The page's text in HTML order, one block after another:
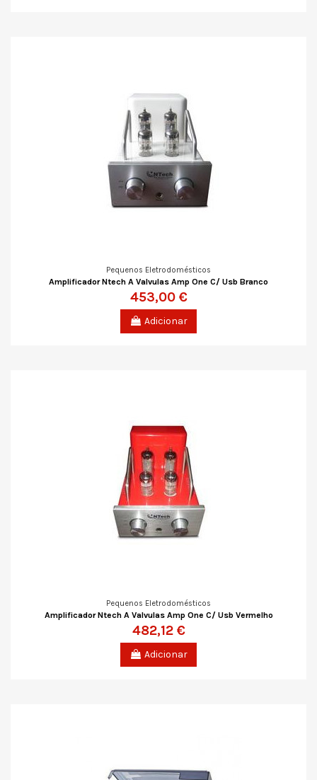
Pequenos Eletrodomésticos
Amplificador Ntech A Valvulas Amp One C/ Usb Branco
453,00 €
Adicionar
Pequenos Eletrodomésticos
Amplificador Ntech A Valvulas Amp One C/ Usb Vermelho
482,12 €
Adicionar